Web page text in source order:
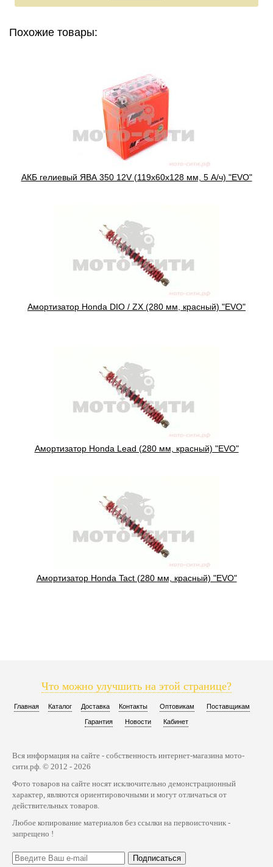
Похожие товары:
АКБ гелиевый ЯВА 350 12V (119x60x128 мм, 5 А/ч) "EVO"
Амортизатор Honda DIO / ZX (280 мм, красный) "EVO"
Амортизатор Honda Lead (280 мм, красный) "EVO"
Амортизатор Honda Tact (280 мм, красный) "EVO"
Что можно улучшить на этой странице?
Главная Каталог Доставка Контакты Оптовикам Поставщикам
Гарантия Новости Кабинет
Вся информация на сайте - собственность интернет-магазина мото-
сити.рф. © 2012 - 2026
Фото товаров на сайте носят исключительно демонстрационный
характер, являются ориентировочными и могут отличаться от
действительных товаров.
Любое копирование материалов без ссылки на первоисточник -
запрещено !